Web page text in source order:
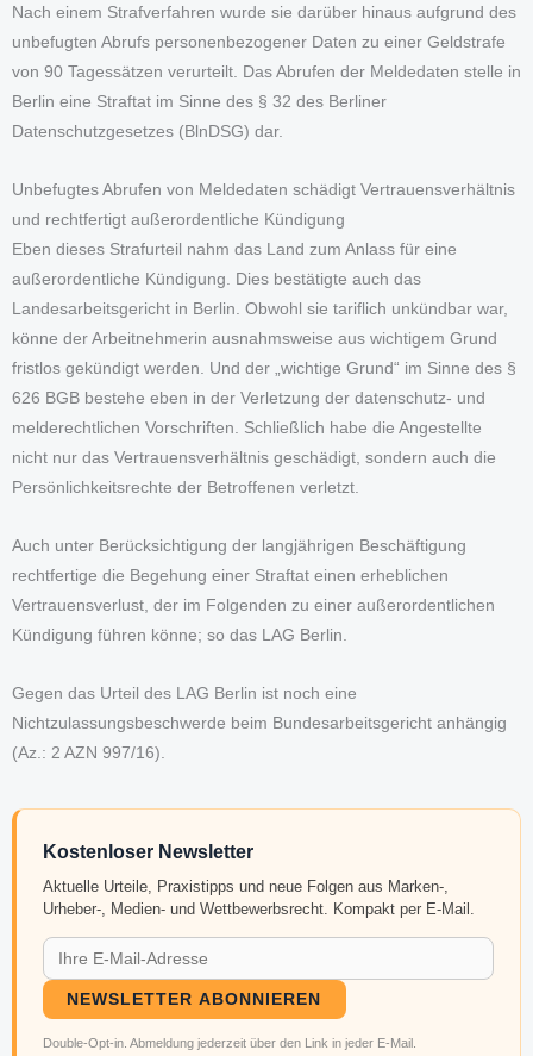
Nach einem Strafverfahren wurde sie darüber hinaus aufgrund des
unbefugten Abrufs personenbezogener Daten zu einer Geldstrafe
von 90 Tagessätzen verurteilt. Das Abrufen der Meldedaten stelle in
Berlin eine Straftat im Sinne des § 32 des Berliner
Datenschutzgesetzes (BlnDSG) dar.
Unbefugtes Abrufen von Meldedaten schädigt Vertrauensverhältnis
und rechtfertigt außerordentliche Kündigung
Eben dieses Strafurteil nahm das Land zum Anlass für eine
außerordentliche Kündigung. Dies bestätigte auch das
Landesarbeitsgericht in Berlin. Obwohl sie tariflich unkündbar war,
könne der Arbeitnehmerin ausnahmsweise aus wichtigem Grund
fristlos gekündigt werden. Und der „wichtige Grund“ im Sinne des §
626 BGB bestehe eben in der Verletzung der datenschutz- und
melderechtlichen Vorschriften. Schließlich habe die Angestellte
nicht nur das Vertrauensverhältnis geschädigt, sondern auch die
Persönlichkeitsrechte der Betroffenen verletzt.
Auch unter Berücksichtigung der langjährigen Beschäftigung
rechtfertige die Begehung einer Straftat einen erheblichen
Vertrauensverlust, der im Folgenden zu einer außerordentlichen
Kündigung führen könne; so das LAG Berlin.
Gegen das Urteil des LAG Berlin ist noch eine
Nichtzulassungsbeschwerde beim Bundesarbeitsgericht anhängig
(Az.: 2 AZN 997/16).
Kostenloser Newsletter
Aktuelle Urteile, Praxistipps und neue Folgen aus Marken-,
Urheber-, Medien- und Wettbewerbsrecht. Kompakt per E-Mail.
NEWSLETTER ABONNIEREN
Double-Opt-in. Abmeldung jederzeit über den Link in jeder E-Mail.